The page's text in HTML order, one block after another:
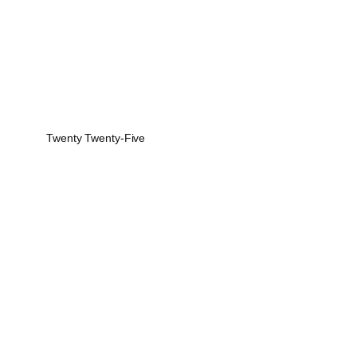
Twenty Twenty-Five